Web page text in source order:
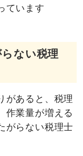
ています
ない税理
があると、税理
作業量が増える
がらない税理士